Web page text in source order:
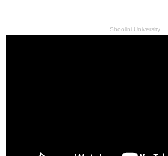
Shoolini University